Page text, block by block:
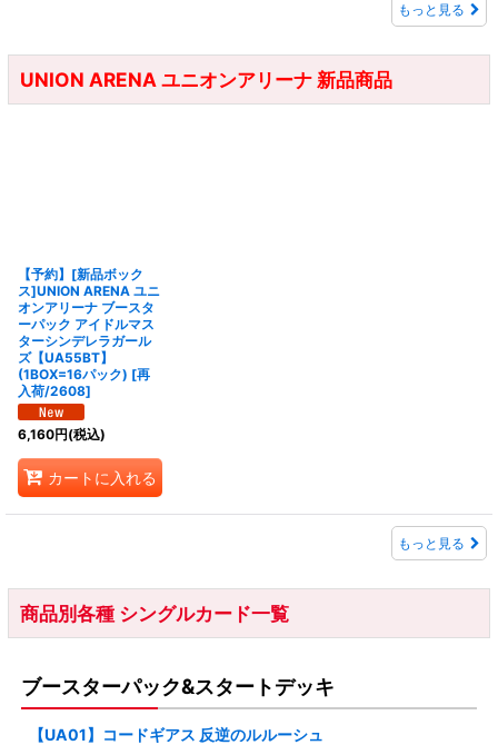
もっと見る
UNION ARENA ユニオンアリーナ 新品商品
【予約】[新品ボック
ス]UNION ARENA ユニ
オンアリーナ ブースタ
ーパック アイドルマス
ターシンデレラガール
ズ【UA55BT】
(1BOX=16パック) [再
入荷/2608]
6,160円(税込)
カートに入れる
もっと見る
商品別各種 シングルカード一覧
ブースターパック&スタートデッキ
【UA01】コードギアス 反逆のルルーシュ